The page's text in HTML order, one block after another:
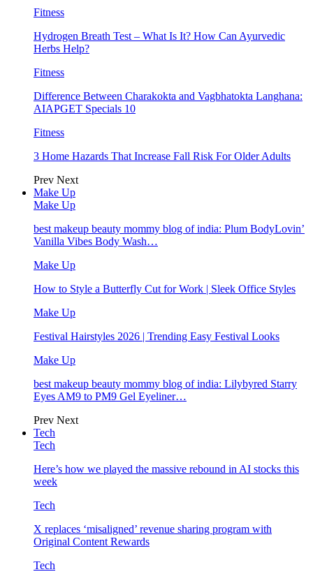
Fitness
Hydrogen Breath Test – What Is It? How Can Ayurvedic
Herbs Help?
Fitness
Difference Between Charakokta and Vagbhatokta Langhana:
AIAPGET Specials 10
Fitness
3 Home Hazards That Increase Fall Risk For Older Adults
Prev Next
Make Up
Make Up
best makeup beauty mommy blog of india: Plum BodyLovin’
Vanilla Vibes Body Wash…
Make Up
How to Style a Butterfly Cut for Work | Sleek Office Styles
Make Up
Festival Hairstyles 2026 | Trending Easy Festival Looks
Make Up
best makeup beauty mommy blog of india: Lilybyred Starry
Eyes AM9 to PM9 Gel Eyeliner…
Prev Next
Tech
Tech
Here’s how we played the massive rebound in AI stocks this
week
Tech
X replaces ‘misaligned’ revenue sharing program with
Original Content Rewards
Tech